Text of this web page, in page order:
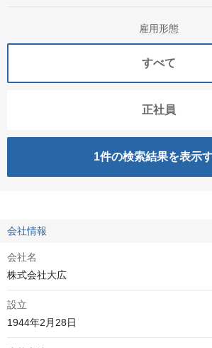
雇用形態
すべて
正社員
1件の検索結果を表示
会社情報
会社名
株式会社大広
設立
1944年2月28日